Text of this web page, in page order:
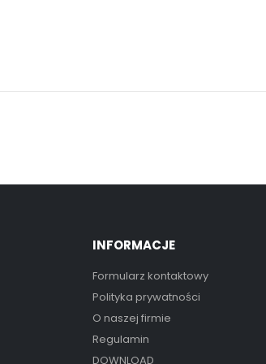
INFORMACJE
Formularz kontaktowy
Polityka prywatności
O naszej firmie
Regulamin
DOWNLOAD